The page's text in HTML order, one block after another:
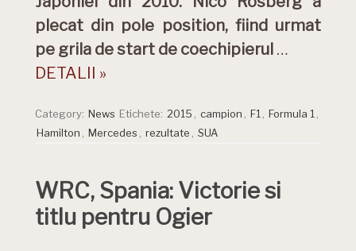
plecat din pole position, fiind urmat
pe grila de start de coechipierul …
DETALII »
Category: News Etichete: 2015 , campion , F1, Formula 1,
Hamilton , Mercedes , rezultate , SUA
WRC, Spania: Victorie si
titlu pentru Ogier